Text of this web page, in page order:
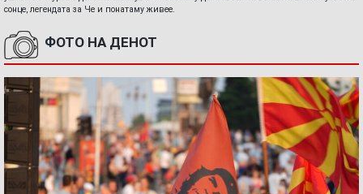
сонце, легендата за Че и понатаму живее.
ФОТО НА ДЕНОТ